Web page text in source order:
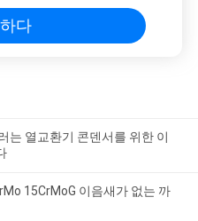
다
는 열교환기 콘덴서를 위한 이
15CrMoG 이음새가 없는 까